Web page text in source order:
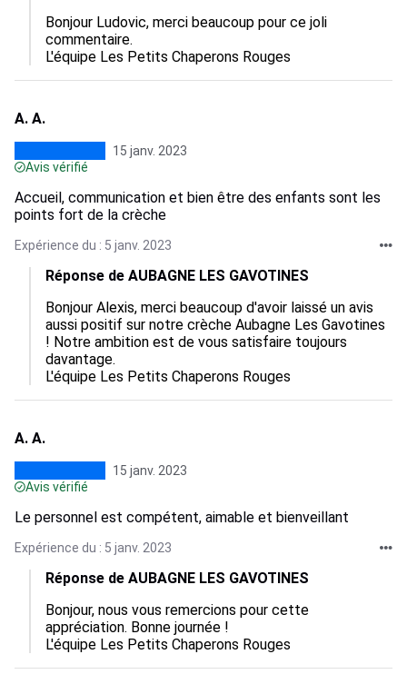
Bonjour Ludovic, merci beaucoup pour ce joli
commentaire.
L'équipe Les Petits Chaperons Rouges
A. A.
15 janv. 2023
Avis vérifié
Accueil, communication et bien être des enfants sont les
points fort de la crèche
Expérience du : 5 janv. 2023
Réponse de AUBAGNE LES GAVOTINES
Bonjour Alexis, merci beaucoup d'avoir laissé un avis
aussi positif sur notre crèche Aubagne Les Gavotines
! Notre ambition est de vous satisfaire toujours
davantage.
L'équipe Les Petits Chaperons Rouges
A. A.
15 janv. 2023
Avis vérifié
Le personnel est compétent, aimable et bienveillant
Expérience du : 5 janv. 2023
Réponse de AUBAGNE LES GAVOTINES
Bonjour, nous vous remercions pour cette
appréciation. Bonne journée !
L'équipe Les Petits Chaperons Rouges